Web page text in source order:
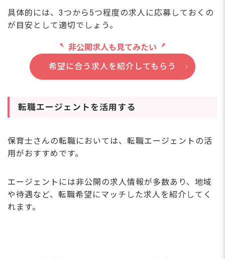
具体的には、3つから5つ程度の求人に応募しておくの
が目安として適切でしょう。
非公開求人も見てみたい
希望に合う求人を紹介してもらう
転職エージェントを活用する
保育士さんの転職においては、転職エージェントの活
用がおすすめです。
エージェントには非公開の求人情報が多数あり、地域
や待遇など、転職希望にマッチした求人を紹介してく
れます。